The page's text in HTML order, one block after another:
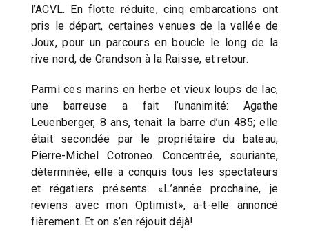
l’ACVL. En flotte réduite, cinq embarcations ont
pris le départ, certaines venues de la vallée de
Joux, pour un parcours en boucle le long de la
rive nord, de Grandson à la Raisse, et retour.
Parmi ces marins en herbe et vieux loups de lac,
une barreuse a fait l’unanimité: Agathe
Leuenberger, 8 ans, tenait la barre d’un 485; elle
était secondée par le propriétaire du bateau,
Pierre-Michel Cotroneo. Concentrée, souriante,
déterminée, elle a conquis tous les spectateurs
et régatiers présents. «L’année prochaine, je
reviens avec mon Optimist», a-t-elle annoncé
fièrement. Et on s’en réjouit déjà!